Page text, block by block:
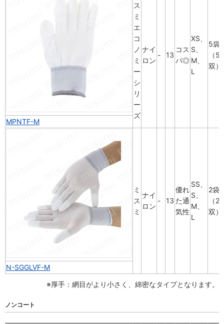
ス
ミ
エ
コ
ノ
ミ
ー
シ
リ
ー
ズ
ナイ
ロン
- 13
コス
パ◎
XS、
S、
M、
L
5袋
（50
双）
MPNTF-M
ミ
ス
ミ
ナイ
ロン
- 13
優れ
た通
気性
SS、
S、
M、
L
2袋
（20
双）
N-SGGLVF-M
※厚手：網目がより小さく、綿密なタイプとなります。
ノンコート